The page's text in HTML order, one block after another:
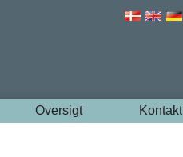
Oversigt Kontakt